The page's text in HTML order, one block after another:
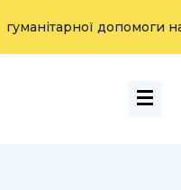
гуманітарної допомоги